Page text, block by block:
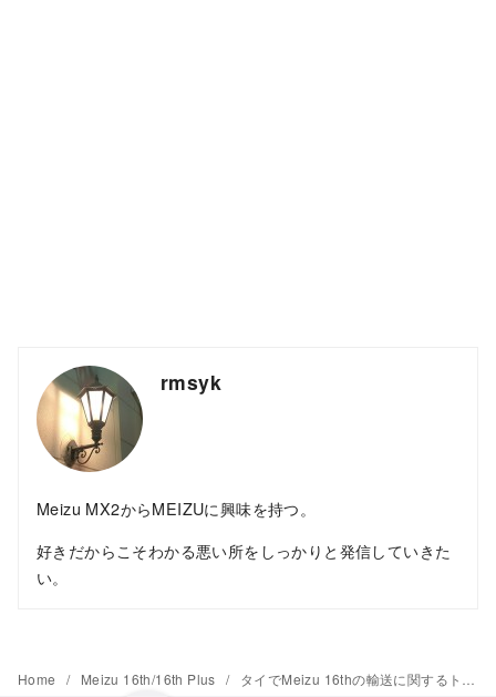
rmsyk
Meizu MX2からMEIZUに興味を持つ。
好きだからこそわかる悪い所をしっかりと発信していきた
い。
Home Meizu 16th/16th Plus タイでMeizu 16thの輸送に関するトラブルが発生。発送遅延に発展